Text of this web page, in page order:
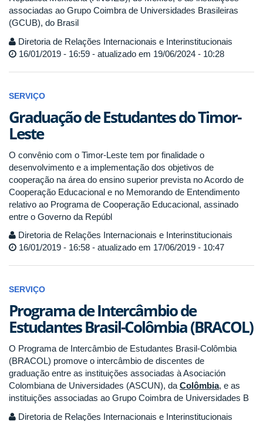
associadas ao Grupo Coimbra de Universidades Brasileiras
(GCUB), do Brasil
Diretoria de Relações Internacionais e Interinstitucionais
16/01/2019 - 16:59 - atualizado em 19/06/2024 - 10:28
SERVIÇO
Graduação de Estudantes do Timor-
Leste
O convênio com o Timor-Leste tem por finalidade o
desenvolvimento e a implementação dos objetivos de
cooperação na área do ensino superior prevista no Acordo de
Cooperação Educacional e no Memorando de Entendimento
relativo ao Programa de Cooperação Educacional, assinado
entre o Governo da Repúbl
Diretoria de Relações Internacionais e Interinstitucionais
16/01/2019 - 16:58 - atualizado em 17/06/2019 - 10:47
SERVIÇO
Programa de Intercâmbio de
Estudantes Brasil-Colômbia (BRACOL)
O Programa de Intercâmbio de Estudantes Brasil-Colômbia
(BRACOL) promove o intercâmbio de discentes de
graduação entre as instituições associadas à Asociación
Colombiana de Universidades (ASCUN), da Colômbia, e as
instituições associadas ao Grupo Coimbra de Universidades B
Diretoria de Relações Internacionais e Interinstitucionais